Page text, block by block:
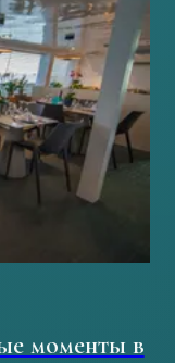
моменты в